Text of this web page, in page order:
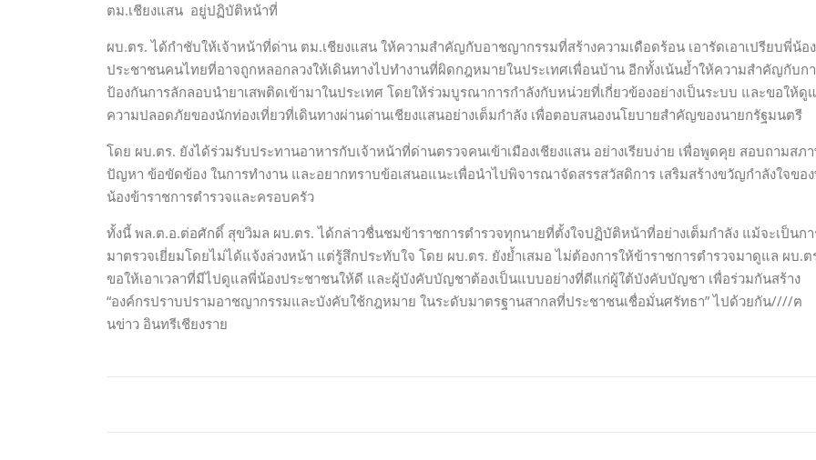
ตม.เชียงแสน อยู่ปฏิบัติหน้าที่
ผบ.ตร. ได้กำชับให้เจ้าหน้าที่ด่าน ตม.เชียงแสน ให้ความสำคัญกับอาชญากรรมที่สร้างความเดือดร้อน เอารัดเอาเปรียบพี่น้อง
ประชาชนคนไทยที่อาจถูกหลอกลวงให้เดินทางไปทำงานที่ผิดกฎหมายในประเทศเพื่อนบ้าน อีกทั้งเน้นย้ำให้ความสำคัญกับก
ป้องกันการลักลอบนำยาเสพติดเข้ามาในประเทศ โดยให้ร่วมบูรณาการกำลังกับหน่วยที่เกี่ยวข้องอย่างเป็นระบบ และขอให้ดู
ความปลอดภัยของนักท่องเที่ยวที่เดินทางผ่านด่านเชียงแสนอย่างเต็มกำลัง เพื่อตอบสนองนโยบายสำคัญของนายกรัฐมนตรี
โดย ผบ.ตร. ยังได้ร่วมรับประทานอาหารกับเจ้าหน้าที่ด่านตรวจคนเข้าเมืองเชียงแสน อย่างเรียบง่าย เพื่อพูดคุย สอบถามสภ
ปัญหา ข้อขัดข้อง ในการทำงาน และอยากทราบข้อเสนอแนะเพื่อนำไปพิจารณาจัดสรรสวัสดิการ เสริมสร้างขวัญกำลังใจขอ
น้องข้าราชการตำรวจและครอบครัว
ทั้งนี้ พล.ต.อ.ต่อศักดิ์ สุขวิมล ผบ.ตร. ได้กล่าวชื่นชมข้าราชการตำรวจทุกนายที่ตั้งใจปฏิบัติหน้าที่อย่างเต็มกำลัง แม้จะเป็นก
มาตรวจเยี่ยมโดยไม่ได้แจ้งล่วงหน้า แต่รู้สึกประทับใจ โดย ผบ.ตร. ยังย้ำเสมอ ไม่ต้องการให้ข้าราชการตำรวจมาดูแล ผบ.ต
ขอให้เอาเวลาที่มีไปดูแลพี่น้องประชาชนให้ดี และผู้บังคับบัญชาต้องเป็นแบบอย่างที่ดีแก่ผู้ใต้บังคับบัญชา เพื่อร่วมกันสร้าง
“องค์กรปราบปรามอาชญากรรมและบังคับใช้กฎหมาย ในระดับมาตรฐานสากลที่ประชาชนเชื่อมั่นศรัทธา” ไปด้วยกัน////ฅ
นข่าว อินทรีเชียงราย